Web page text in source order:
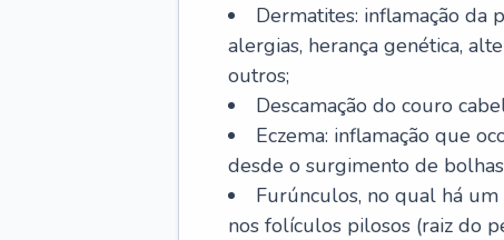
Dermatites: inflamação da
alergias, herança genética,
outros;
Descamação do couro
Eczema: inflamação que
desde o surgimento de
Furúnculos, no qual há
nos folículos pilosos (raiz do